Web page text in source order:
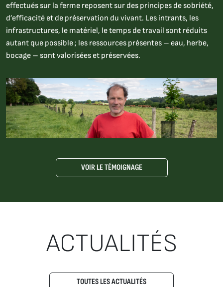
effectués sur la ferme reposent sur des principes de sobriété,
d’efficacité et de préservation du vivant. Les intrants, les
infrastructures, le matériel, le temps de travail sont réduits
autant que possible ; les ressources présentes – eau, herbe,
bocage – sont valorisées et préservées.
VOIR LE TÉMOIGNAGE
ACTUALITÉS
TOUTES LES ACTUALITÉS